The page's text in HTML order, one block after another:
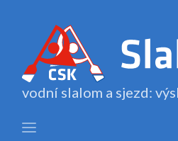
vodní slalom a sjezd: